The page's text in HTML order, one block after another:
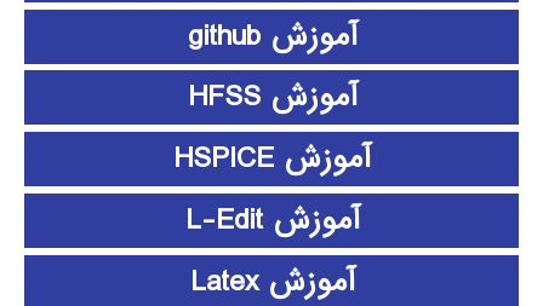
آموزش github
آموزش HFSS
آموزش HSPICE
آموزش L-Edit
آموزش Latex